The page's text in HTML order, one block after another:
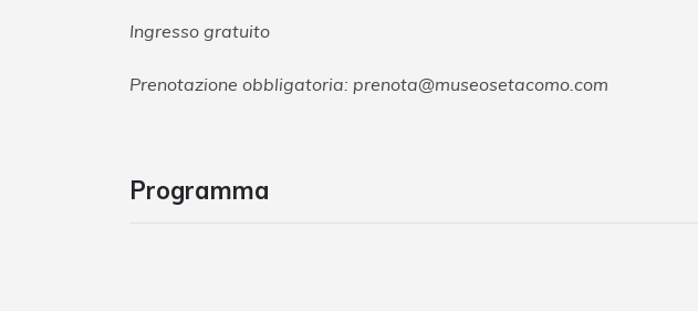
Ingresso gratuito
Prenotazione obbligatoria: prenota@museosetacomo.com
Programma